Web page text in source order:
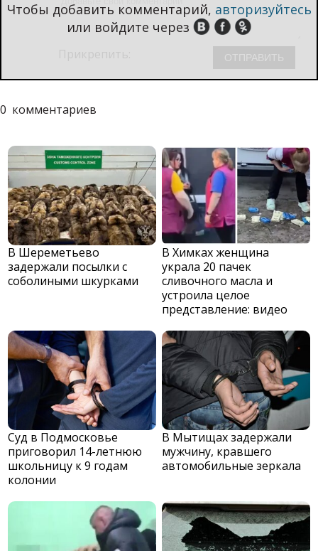
Чтобы добавить комментарий, авторизуйтесь
или войдите через
0 комментариев
В Шереметьево
задержали посылки с
соболиными шкурками
В Химках женщина
украла 20 пачек
сливочного масла и
устроила целое
представление: видео
Суд в Подмосковье
приговорил 14-летнюю
школьницу к 9 годам
колонии
В Мытищах задержали
мужчину, кравшего
автомобильные зеркала